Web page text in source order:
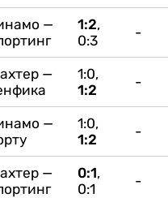
—
1:2,
0:3
-
—
1:0,
1:2
-
—
1:0,
1:2
-
—
0:1,
0:1
-